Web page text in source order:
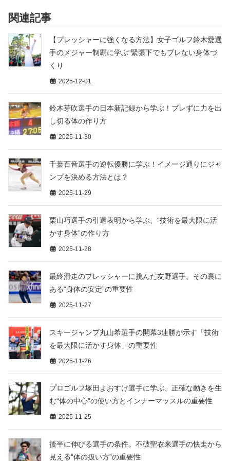
関連記事
【プレッシャーに強くなる方法】女子ゴルフ鈴木愛選
手のメジャー制覇に学ぶ“緊張下でもブレない身体づ
くり
2025-12-01
鈴木芽吹選手の日本新記録から学ぶ！ブレずに力を出
し切る体の作り方
2025-11-30
千葉百音選手の逆転優勝に学ぶ！イメージ通りにジャ
ンプを決める方法とは？
2025-11-29
栗山巧選手の引退表明から学ぶ、“技術を最大限に活
かす身体”の作り方
2025-11-28
最終滑走のプレッシャーに挑んだ友野選手。その裏に
ある“身体の安定”の重要性
2025-11-27
スキージャンプ丸山希選手の開幕3連勝が示す「技術
を最大限に活かす身体」の重要性
2025-11-26
プロゴルフ塚田よおすけ選手に学ぶ、正確な動きを生
む“体の中心”の使い方とインナーマッスルの重要性
2025-11-25
後半に伸びる選手の条件。不破聖衣来選手の快走から
見える“体の扱い方”の重要性